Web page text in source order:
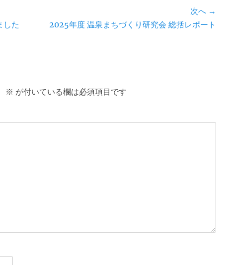
した
次へ →
2025年度 温泉まちづくり研究会 総括レポート
※ が付いている欄は必須項目です